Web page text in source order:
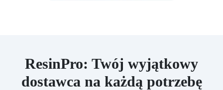
ResinPro: Twój wyjątkowy
dostawca na każdą potrzebę